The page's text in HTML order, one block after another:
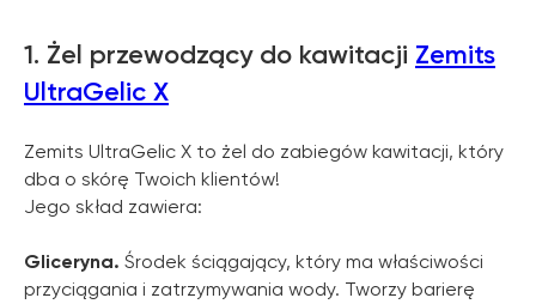
1. Żel przewodzący do kawitacji Zemits
UltraGelic X
Zemits UltraGelic X to żel do zabiegów kawitacji, który
dba o skórę Twoich klientów!
Jego skład zawiera:
Gliceryna. Środek ściągający, który ma właściwości
przyciągania i zatrzymywania wody. Tworzy barierę